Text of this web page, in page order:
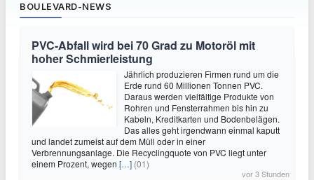
BOULEVARD-NEWS
PVC-Abfall wird bei 70 Grad zu Motoröl mit
hoher Schmierleistung
Jährlich produzieren Firmen rund um die
Erde rund 60 Millionen Tonnen PVC.
Daraus werden vielfältige Produkte von
Rohren und Fensterrahmen bis hin zu
Kabeln, Kreditkarten und Bodenbelägen.
Das alles geht irgendwann einmal kaputt
und landet zumeist auf dem Müll oder in einer
Verbrennungsanlage. Die Recyclingquote von PVC liegt unter
einem Prozent, wegen […] (01)
vor 3 Stunden